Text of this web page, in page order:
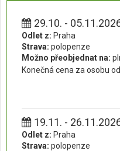
29.10. -
Odlet z: Praha
Strava: polopenze
Možno přeobjednat na:
Konečná cena za osobu
19.11. -
Odlet z: Praha
Strava: polopenze